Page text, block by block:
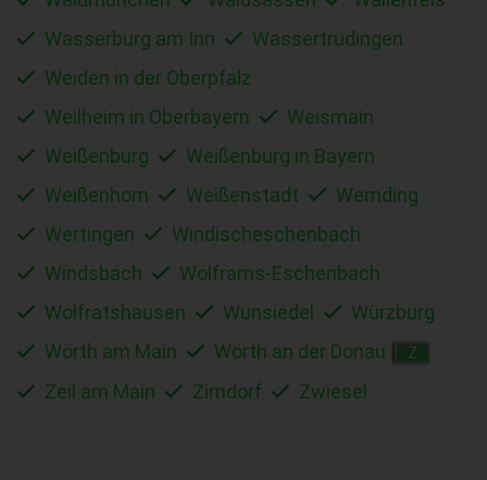
Wasserburg am Inn
Wassertrüdingen
Weiden in der Oberpfalz
Weilheim in Oberbayern
Weismain
Weißenburg
Weißenburg in Bayern
Weißenhorn
Weißenstadt
Wemding
Wertingen
Windischeschenbach
Windsbach
Wolframs-Eschenbach
Wolfratshausen
Wunsiedel
Würzburg
Wörth am Main
Wörth an der Donau Z
Zeil am Main Zirndorf Zwiesel